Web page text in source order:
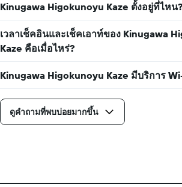
Kinugawa Higokunoyu Kaze ตั้งอยู่ที่ไหน?
เวลาเช็คอินและเช็คเอาท์ของ Kinugawa
Kaze คือเมื่อไหร่?
Kinugawa Higokunoyu Kaze มีบริการ
ดูคำถามที่พบบ่อยมากขึ้น